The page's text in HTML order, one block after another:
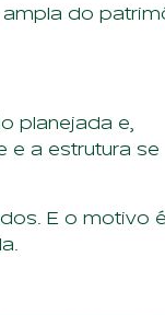
do
planejada e,
e a estrutura se
E o motivo é